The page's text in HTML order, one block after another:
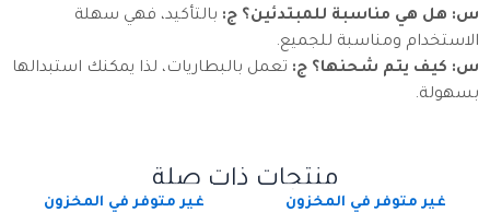
س: هل هي مناسبة للمبتدئين؟ ج: بالتأكيد، فهي سهلة
الاستخدام ومناسبة للجميع.
س: كيف يتم شحنها؟ ج: تعمل بالبطاريات، لذا يمكنك استبدالها
بسهولة.
منتجات ذات صلة
غير متوفر في المخزون غير متوفر في المخزون